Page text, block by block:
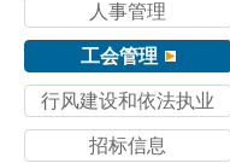
人事管理
工会管理
行风建设和依法执业
招标信息